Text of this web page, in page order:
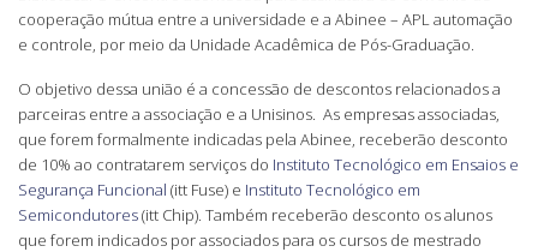
cooperação mútua entre a universidade e a Abinee – APL automação
e controle, por meio da Unidade Acadêmica de Pós-Graduação.
O objetivo dessa união é a concessão de descontos relacionados a
parceiras entre a associação e a Unisinos. As empresas associadas,
que forem formalmente indicadas pela Abinee, receberão desconto
de 10% ao contratarem serviços do Instituto Tecnológico em Ensaios e
Segurança Funcional (itt Fuse) e Instituto Tecnológico em
Semicondutores(itt Chip). Também receberão desconto os alunos
que forem indicados por associados para os cursos de mestrado